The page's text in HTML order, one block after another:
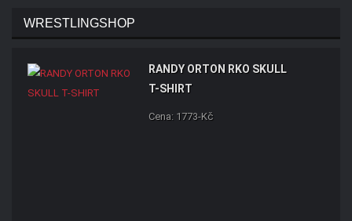
WRESTLINGSHOP
RANDY ORTON RKO SKULL
T-SHIRT
Cena: 1773-Kč